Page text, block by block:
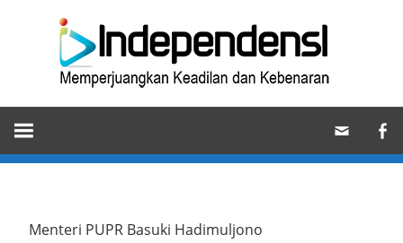
Memperjuangkan
Keadilan
dan
Menteri PUPR Basuki Hadimuljono